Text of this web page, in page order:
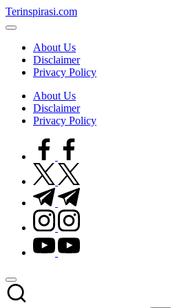
Skip
to
Terinspirasi.com
Inspirasi
TerkiniAbout Us
Disclaimer
Privacy Policy
About Us
Disclaimer
Privacy Policy
facebook.com
twitter.com
t.me
instagram.com
youtube.com